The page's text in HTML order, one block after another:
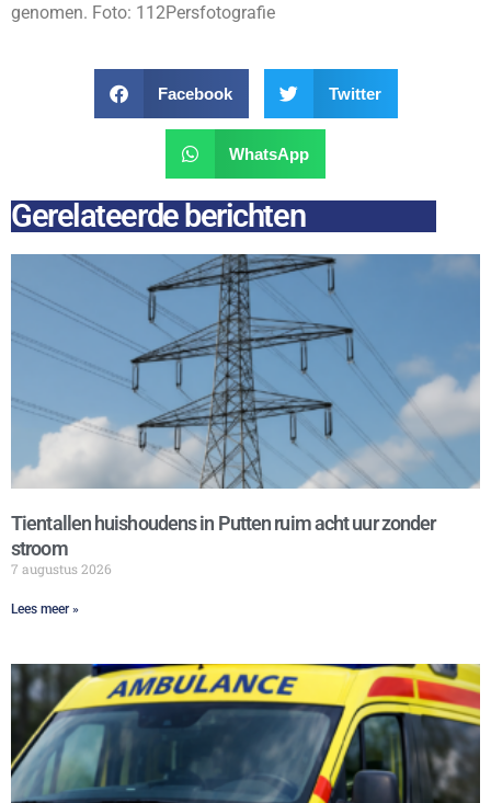
genomen. Foto: 112Persfotografie
Facebook Twitter
WhatsApp
Gerelateerde berichten
Tientallen huishoudens in Putten ruim acht uur zonder
stroom
7 augustus 2026
Lees meer »